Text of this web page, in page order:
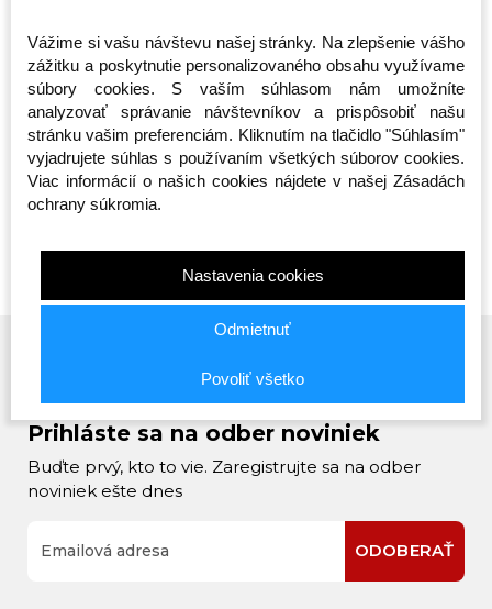
Športová taška -
Octagon - Predátor 2v1
(Batoh)
Skladom
65,00 €
Taška cez rameno -
Octagon - Sportswear
- čierna
Skladom
20,00 €
Taška
Smash -
Skladom
19,00 €
Prihláste sa na odber noviniek
Buďte prvý, kto to vie. Zaregistrujte sa na odber
noviniek ešte dnes
ODOBERAŤ
Vážime si vašu návštevu našej stránky. Na zlepšenie vášho
zážitku a poskytnutie personalizovaného obsahu využívame
súbory cookies. S vaším súhlasom nám umožníte
analyzovať správanie návštevníkov a prispôsobiť našu
stránku vašim preferenciám. Kliknutím na tlačidlo "Súhlasím"
vyjadrujete súhlas s používaním všetkých súborov cookies.
Viac informácií o našich cookies nájdete v našej Zásadách
ochrany súkromia.
Nastavenia cookies
Odmietnuť
Povoliť všetko